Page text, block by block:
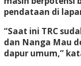
pendataan di
“Saat ini TRC
dan Nanga Mau
dapur umum,”